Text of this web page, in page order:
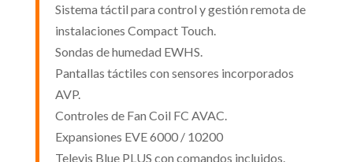
Sistema táctil para control y gestión remota de
instalaciones Compact Touch.
Sondas de humedad EWHS.
Pantallas táctiles con sensores incorporados
AVP.
Controles de Fan Coil FC AVAC.
Expansiones EVE 6000 / 10200
Televis Blue PLUS con comandos incluidos.